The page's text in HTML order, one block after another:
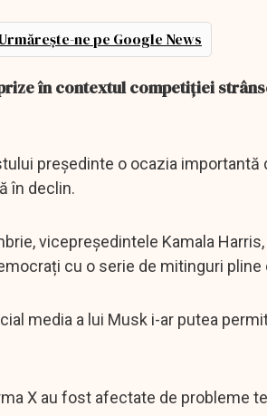
ne pe Google News
în contextul competiției
președinte o ocazia
în declin.
vicepreședintele Kamala
cu o serie de mitinguri pline
media a lui Musk i-ar putea
X au fost afectate de probleme